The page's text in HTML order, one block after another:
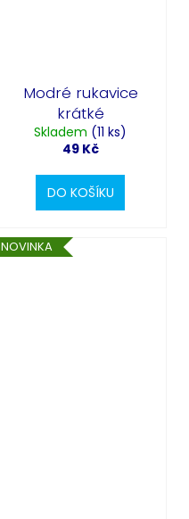
Modré rukavice
krátké
Skladem (11 ks)
49 Kč
DO KOŠÍKU
NOVINKA